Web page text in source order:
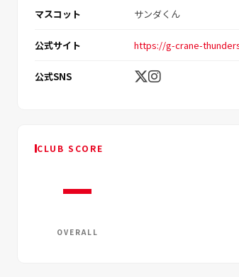
マスコット サンダくん
公式サイト https://g-crane-
公式SNS
CLUB SCORE
—
OVERALL